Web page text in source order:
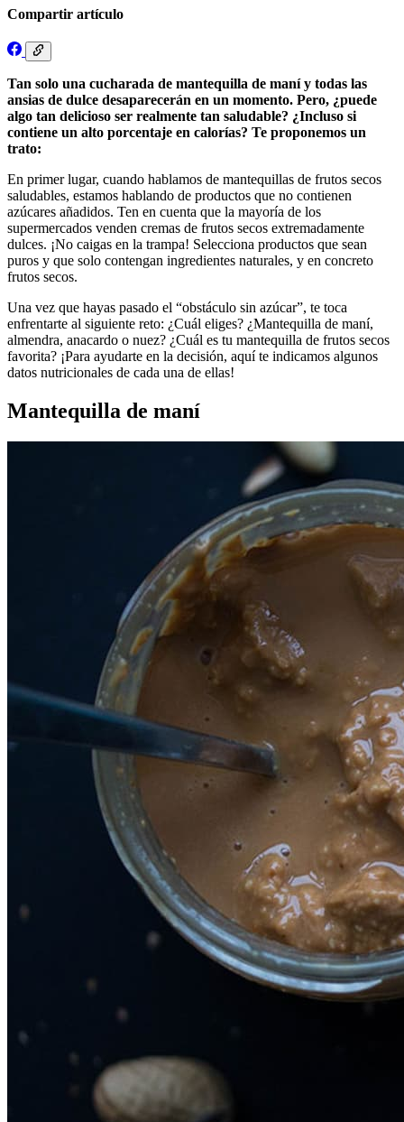
Compartir artículo
Tan solo una cucharada de mantequilla de maní y todas las
ansias de dulce desaparecerán en un momento. Pero, ¿puede
algo tan delicioso ser realmente tan saludable? ¿Incluso si
contiene un alto porcentaje en calorías? Te proponemos un
trato:
En primer lugar, cuando hablamos de mantequillas de frutos secos
saludables, estamos hablando de productos que no contienen
azúcares añadidos. Ten en cuenta que la mayoría de los
supermercados venden cremas de frutos secos extremadamente
dulces. ¡No caigas en la trampa! Selecciona productos que sean
puros y que solo contengan ingredientes naturales, y en concreto
frutos secos.
Una vez que hayas pasado el “obstáculo sin azúcar”, te toca
enfrentarte al siguiente reto: ¿Cuál eliges? ¿Mantequilla de maní,
almendra, anacardo o nuez? ¿Cuál es tu mantequilla de frutos secos
favorita? ¡Para ayudarte en la decisión, aquí te indicamos algunos
datos nutricionales de cada una de ellas!
Mantequilla de maní